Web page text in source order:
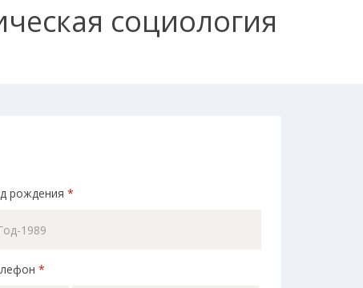
социология
рождения *
*